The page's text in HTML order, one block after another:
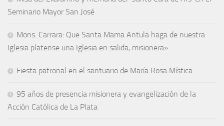
Seminario Mayor San José
Mons. Carrara: Que Santa Mama Antula haga de nuestra
Iglesia platense una Iglesia en salida, misionera»
Fiesta patronal en el santuario de María Rosa Mística
95 años de presencia misionera y evangelización de la
Acción Católica de La Plata